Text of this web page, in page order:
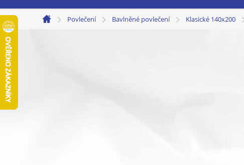
Domů
Povlečení Bavlněné povlečení Klasické 140x200